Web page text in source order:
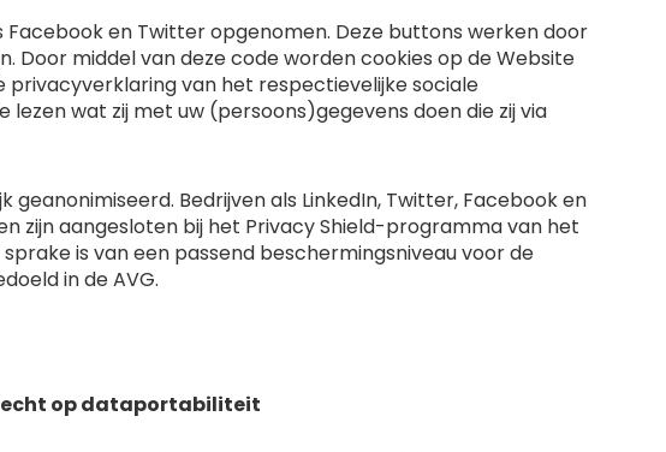
en Twitter opgenomen. Deze buttons werken door
Door middel van deze code worden cookies op de Website
privacyverklaring van het respectievelijke sociale
wat zij met uw (persoons)gegevens doen die zij via
Bedrijven als LinkedIn, Twitter, Facebook en
zijn aangesloten bij het Privacy Shield-programma van het
is van een passend beschermingsniveau voor de
in de AVG.
op dataportabiliteit